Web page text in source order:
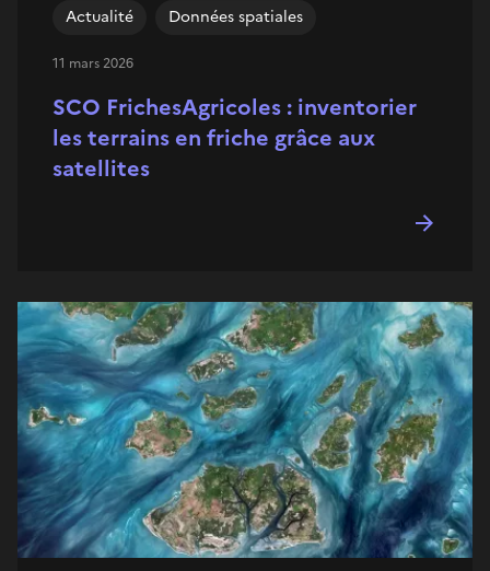
SCO FrichesAgricoles : inventorier
les terrains en friche grâce aux
satellites
Actualité Données spatiales
11 mars 2026